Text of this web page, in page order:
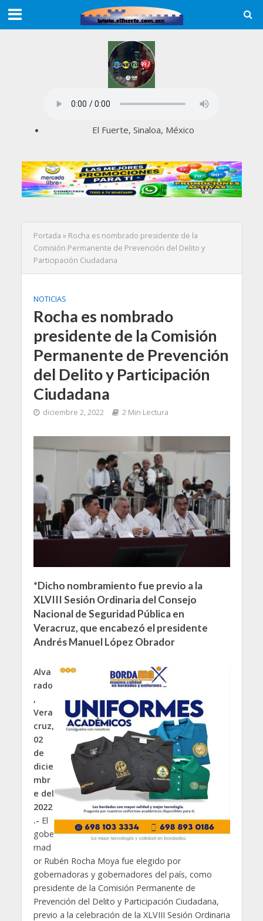
El Fuerte, Sinaloa, México
Portada » Rocha es nombrado presidente de la
Comisión Permanente de Prevención del Delito y
Participación Ciudadana
NOTICIAS
Rocha es nombrado
presidente de la Comisión
Permanente de Prevención
del Delito y Participación
Ciudadana
diciembre 2, 2022 2 Min Lectura
*Dicho nombramiento fue previo a la
XLVIII Sesión Ordinaria del Consejo
Nacional de Seguridad Pública en
Veracruz, que encabezó el presidente
Andrés Manuel López Obrador
Alva
rado
,
Vera
cruz,
02
de
dicie
mbr
e del
2022
.- El
gobe
rnad
or Rubén Rocha Moya fue elegido por
gobernadoras y gobernadores del país, como
presidente de la Comisión Permanente de
Prevención del Delito y Participación Ciudadana,
previo a la celebración de la XLVIII Sesión Ordinaria